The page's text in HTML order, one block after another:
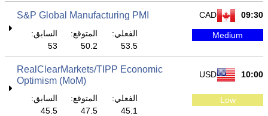
09:30
CAD
S&P Global Manufacturing PMI
Medium
الفعلي:
53.5
المتوقع:
50.2
السابق:
53
10:00
USD
RealClearMarkets/TIPP Economic
Optimism (MoM)
Low
الفعلي:
45.1
المتوقع:
47.5
السابق:
45.5